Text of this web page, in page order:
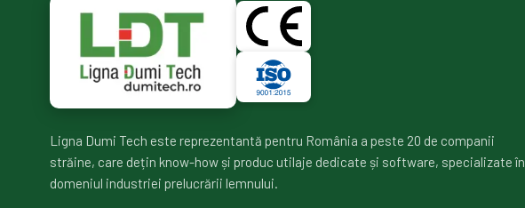
Ligna Dumi Tech este reprezentantă pentru România a peste 20 de companii
străine, care dețin know-how și produc utilaje dedicate și software, specializate în
domeniul industriei prelucrării lemnului.